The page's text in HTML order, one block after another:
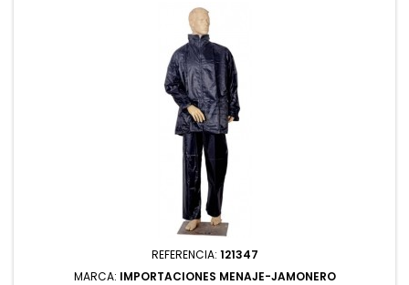
REFERENCIA: 121347
MARCA: IMPORTACIONES MENAJE-JAMONERO